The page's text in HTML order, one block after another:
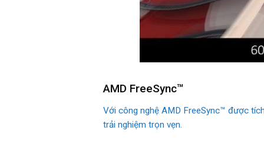
AMD FreeSync™
Với công nghệ AMD FreeSync™ được
trải nghiệm trọn vẹn.